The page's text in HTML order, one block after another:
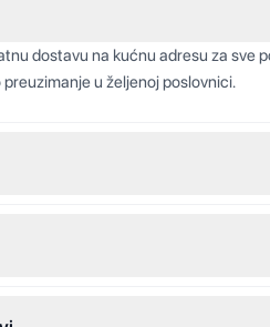
dostavu na kućnu adresu za sve
u željenoj poslovnici.